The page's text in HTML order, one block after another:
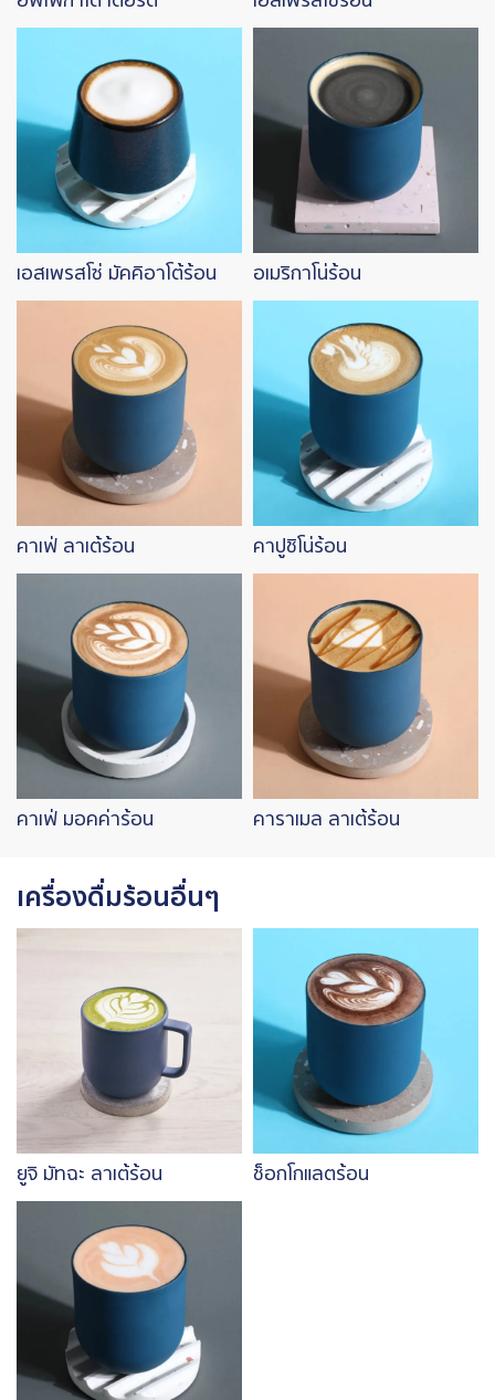
เอสเพรสโซ่ มัคคิอาโต้ร้อน
อเมริกาโน่ร้อน
คาเฟ่ ลาเต้ร้อน
คาปูชิโน่ร้อน
คาเฟ่ มอคค่าร้อน คาราเมล ลาเต้ร้อน
เครื่องดื่มร้อนอื่นๆ
Image
ยูจิ มัทฉะ ลาเต้ร้อน
ช็อกโกแลตร้อน